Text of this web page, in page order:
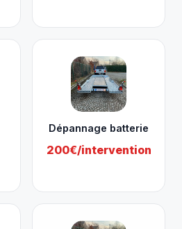
Dépannage batterie
200€/intervention